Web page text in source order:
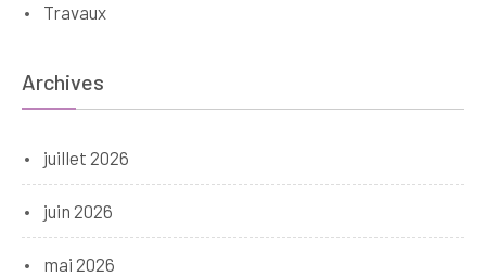
Travaux
Archives
juillet 2026
juin 2026
mai 2026